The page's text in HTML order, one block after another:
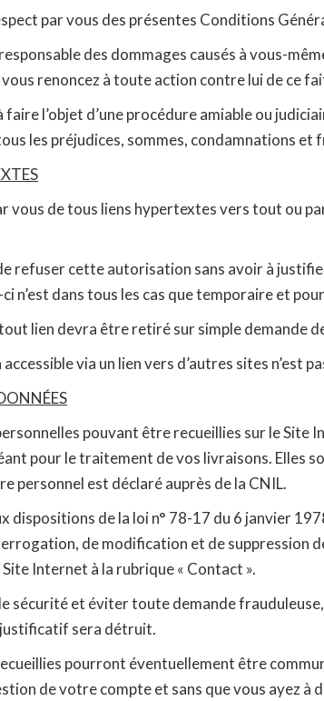
par vous des présentes Conditions
responsable des dommages causés à vous-
renoncez à toute action contre lui de ce
faire l’objet d’une procédure amiable ou
les préjudices, sommes, condamnations
vous de tous liens hypertextes vers tout
refuser cette autorisation sans avoir à
n’est dans tous les cas que temporaire et
lien devra être retiré sur simple demande
via un lien vers d’autres sites n’est
pouvant être recueillies sur le Site
pour le traitement de vos livraisons. Elles
personnel est déclaré auprès de la CNIL.
dispositions de la loi n° 78-17 du 6 janvier
de modification et de suppression
Internet à la rubrique « Contact ».
sécurité et éviter toute demande
justificatif sera détruit.
pourront éventuellement être
de votre compte et sans que vous ayez